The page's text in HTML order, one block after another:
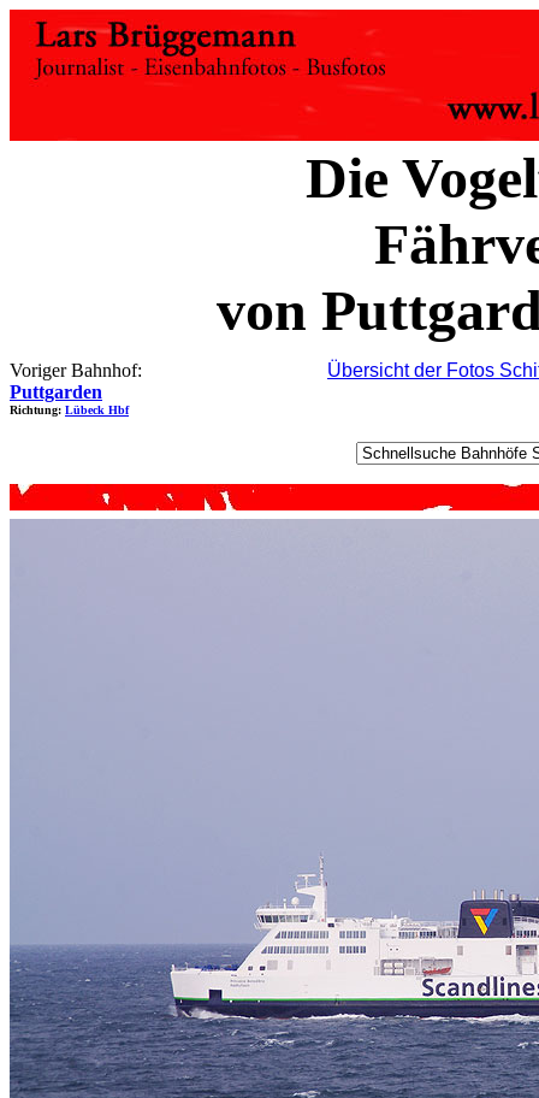
Die
von
Voriger Bahnhof:
Puttgarden
Richtung: Lübeck Hbf
Übersicht der Fotos